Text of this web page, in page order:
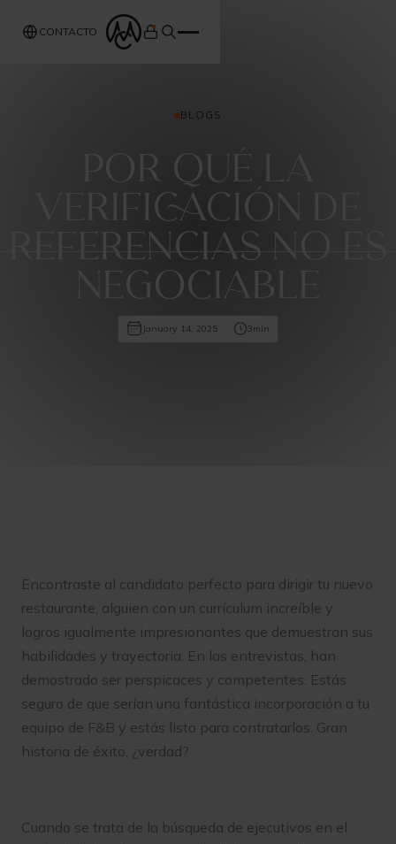
CONTACTO
BLOGS
Por qué la
verificación de
referencias no es
negociable
January 14, 2025 3min
Encontraste al candidato perfecto para dirigir tu nuevo
restaurante, alguien con un currículum increíble y
logros igualmente impresionantes que demuestran sus
habilidades y trayectoria. En las entrevistas, han
demostrado ser perspicaces y competentes. Estás
seguro de que serían una fantástica incorporación a tu
equipo de F&B y estás listo para contratarlos. Gran
historia de éxito, ¿verdad?
Cuando se trata de la búsqueda de ejecutivos en el